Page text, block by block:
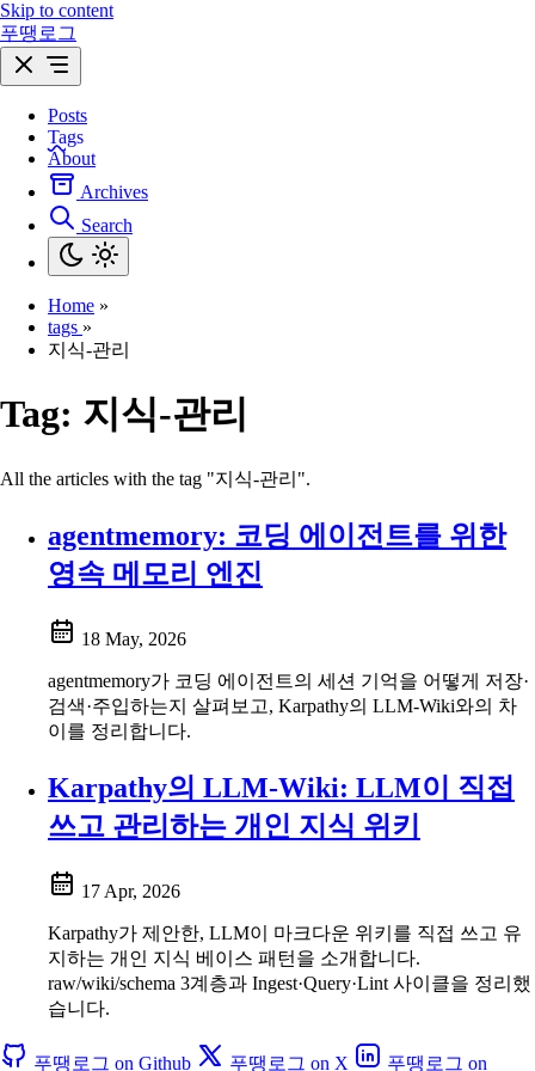
Skip to content
푸땡로그
Posts
Tags
About
Archives
Search
Home »
tags »
지식-관리
Tag: 지식-관리
All the articles with the tag "지식-관리".
agentmemory: 코딩 에이전트를 위한
영속 메모리 엔진
18 May, 2026
agentmemory가 코딩 에이전트의 세션 기억을 어떻게 저장·
검색·주입하는지 살펴보고, Karpathy의 LLM-Wiki와의 차
이를 정리합니다.
Karpathy의 LLM-Wiki: LLM이 직접
쓰고 관리하는 개인 지식 위키
17 Apr, 2026
Karpathy가 제안한, LLM이 마크다운 위키를 직접 쓰고 유
지하는 개인 지식 베이스 패턴을 소개합니다.
raw/wiki/schema 3계층과 Ingest·Query·Lint 사이클을 정리했
습니다.
푸땡로그 on Github 푸땡로그 on X 푸땡로그 on